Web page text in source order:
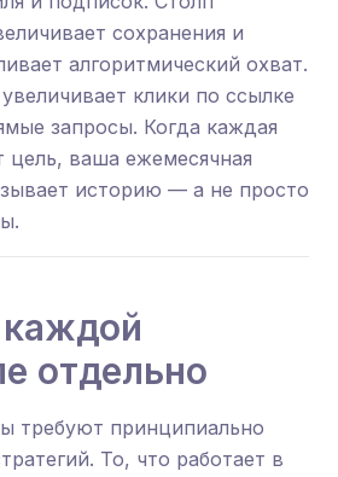
сохранения и
алгоритмический охват.
клики по ссылке
запросы. Когда каждая
цель, ваша ежемесячная
историю — а не просто
отдельно
требуют принципиально
То, что работает в